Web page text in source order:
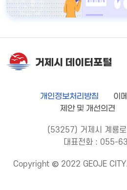
거제시 데이터포털
개인정보처리방침
이
제안 및 개선의견
(53257) 거제시 계룡
대표전화 : 055-
Copyright © 2022 GEOJE